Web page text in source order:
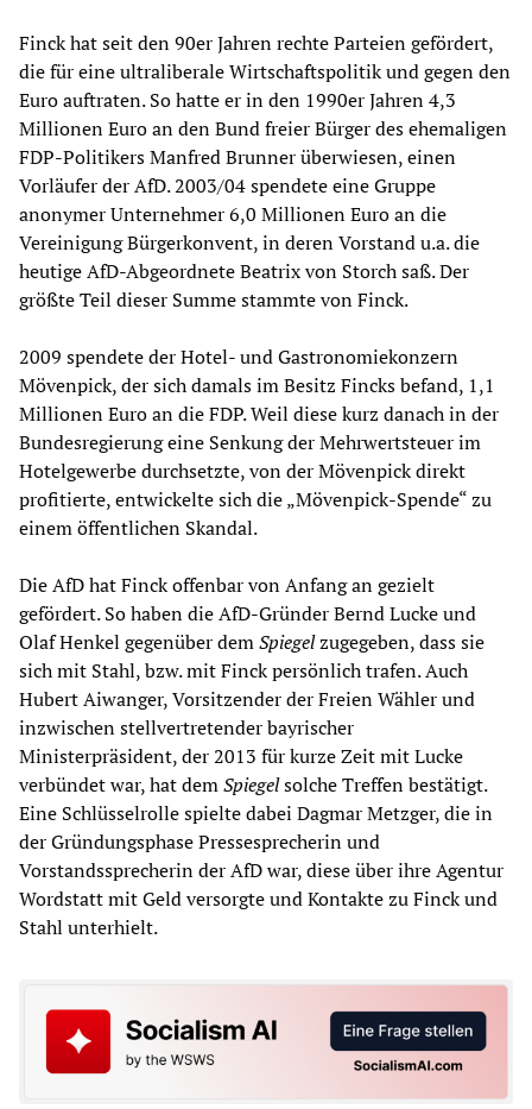
Finck hat seit den 90er Jahren rechte Parteien gefördert,
die für eine ultraliberale Wirtschaftspolitik und gegen den
Euro auftraten. So hatte er in den 1990er Jahren 4,3
Millionen Euro an den Bund freier Bürger des ehemaligen
FDP-Politikers Manfred Brunner überwiesen, einen
Vorläufer der AfD. 2003/04 spendete eine Gruppe
anonymer Unternehmer 6,0 Millionen Euro an die
Vereinigung Bürgerkonvent, in deren Vorstand u.a. die
heutige AfD-Abgeordnete Beatrix von Storch saß. Der
größte Teil dieser Summe stammte von Finck.
2009 spendete der Hotel- und Gastronomiekonzern
Mövenpick, der sich damals im Besitz Fincks befand, 1,1
Millionen Euro an die FDP. Weil diese kurz danach in der
Bundesregierung eine Senkung der Mehrwertsteuer im
Hotelgewerbe durchsetzte, von der Mövenpick direkt
profitierte, entwickelte sich die „Mövenpick-Spende“ zu
einem öffentlichen Skandal.
Die AfD hat Finck offenbar von Anfang an gezielt
gefördert. So haben die AfD-Gründer Bernd Lucke und
Olaf Henkel gegenüber demSpiegelzugegeben, dass sie
sich mit Stahl, bzw. mit Finck persönlich trafen. Auch
Hubert Aiwanger, Vorsitzender der Freien Wähler und
inzwischen stellvertretender bayrischer
Ministerpräsident, der 2013 für kurze Zeit mit Lucke
verbündet war, hat demSpiegelsolche Treffen bestätigt.
Eine Schlüsselrolle spielte dabei Dagmar Metzger, die in
der Gründungsphase Pressesprecherin und
Vorstandssprecherin der AfD war, diese über ihre Agentur
Wordstatt mit Geld versorgte und Kontakte zu Finck und
Stahl unterhielt.